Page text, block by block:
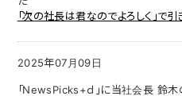
「次の社長は君なのでよろしく」で
2025年07月09日
「NewsPicks+ｄ」に当社会長 鈴